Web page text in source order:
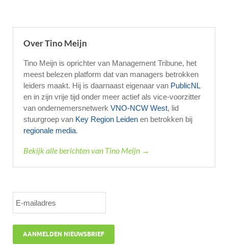
Over Tino Meijn
Tino Meijn is oprichter van Management Tribune, het
meest belezen platform dat van managers betrokken
leiders maakt. Hij is daarnaast eigenaar van PublicNL
en in zijn vrije tijd onder meer actief als vice-voorzitter
van ondernemersnetwerk VNO-NCW West, lid
stuurgroep van Key Region Leiden en betrokken bij
regionale media.
Bekijk alle berichten van Tino Meijn →